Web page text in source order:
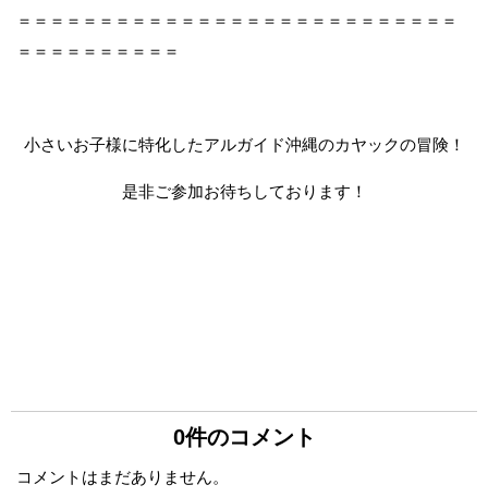
＝＝＝＝＝＝＝＝＝＝＝＝＝＝＝＝＝＝＝＝＝＝＝＝＝＝＝
＝＝＝＝＝＝＝＝＝＝
小さいお子様に特化したアルガイド沖縄のカヤックの冒険！
是非ご参加お待ちしております！
0件のコメント
コメントはまだありません。